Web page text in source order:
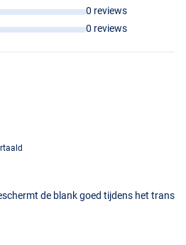
0 reviews
0 reviews
de blank goed tijdens het trans